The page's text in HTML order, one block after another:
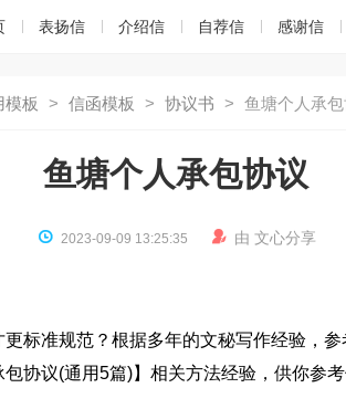
表扬信 介绍信 自荐信 感谢信
模板 > 信函模板 > 协议书 > 鱼塘个人承
鱼塘个人承包协议
 2023-09-09 13:25:35  由 文心分享
标准规范？根据多年的文秘写作经验，
协议(通用5篇)】相关方法经验，供你参考